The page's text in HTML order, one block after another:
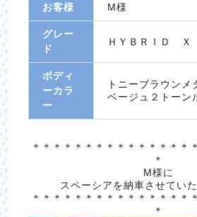
お客様 M様
グレー
ド
ＨＹＢＲＩＤ Ｘ
ボディ
ーカラ
ー
トニーブラウンメ
ベージュ２トーン
＊＊＊＊＊＊＊＊＊＊＊＊＊＊＊
＊
M様に
スペーシアを納車させてい
＊＊＊＊＊＊＊＊＊＊＊＊＊＊＊
＊